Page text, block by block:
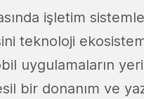
işletim
teknoloji
uygulamaların
bir donanım ve